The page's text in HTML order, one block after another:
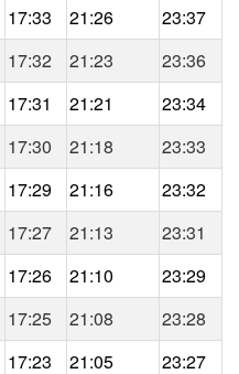
17:33 21:26
23:37
17:32 21:23
23:36
17:31 21:21
23:34
17:30 21:18
23:33
17:29 21:16
23:32
17:27 21:13
23:31
17:26 21:10
23:29
17:25 21:08
23:28
17:23 21:05 23:27